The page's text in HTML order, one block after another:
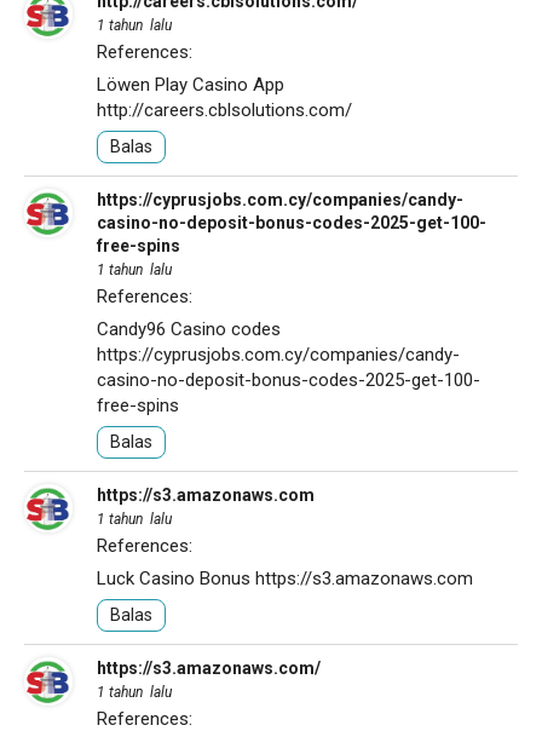
1 tahun lalu
References:
Löwen Play Casino App
http://careers.cblsolutions.com/
Balas
https://cyprusjobs.com.cy/companies/candy-
casino-no-deposit-bonus-codes-2025-get-100-
free-spins
1 tahun lalu
References:
Candy96 Casino codes
https://cyprusjobs.com.cy/companies/candy-
casino-no-deposit-bonus-codes-2025-get-100-
free-spins
Balas
https://s3.amazonaws.com
1 tahun lalu
References:
Luck Casino Bonus https://s3.amazonaws.com
Balas
https://s3.amazonaws.com/
1 tahun lalu
References: